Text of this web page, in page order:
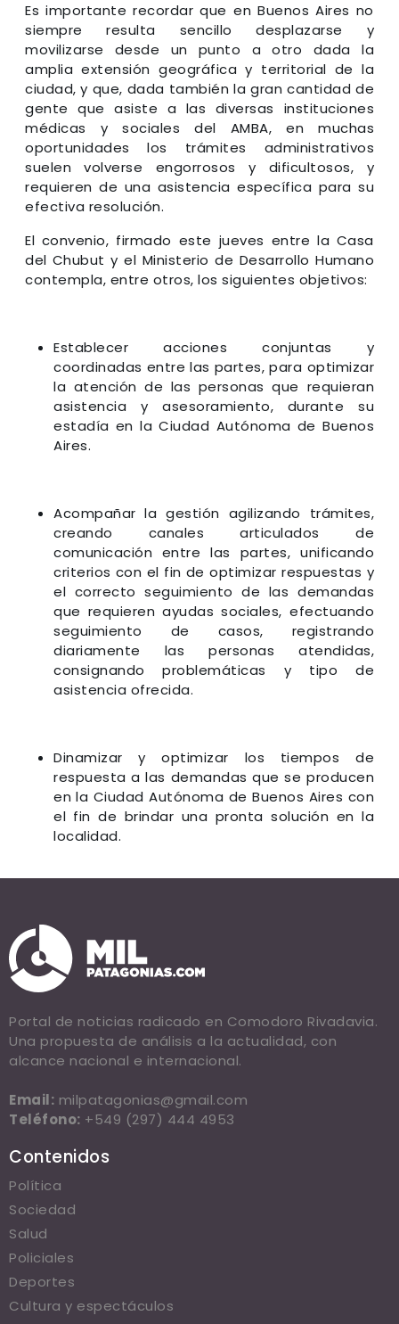
Es importante recordar que en Buenos Aires no
siempre resulta sencillo desplazarse y
movilizarse desde un punto a otro dada la
amplia extensión geográfica y territorial de la
ciudad, y que, dada también la gran cantidad de
gente que asiste a las diversas instituciones
médicas y sociales del AMBA, en muchas
oportunidades los trámites administrativos
suelen volverse engorrosos y dificultosos, y
requieren de una asistencia específica para su
efectiva resolución.
El convenio, firmado este jueves entre la Casa
del Chubut y el Ministerio de Desarrollo Humano
contempla, entre otros, los siguientes objetivos:
Establecer acciones conjuntas y
coordinadas entre las partes, para optimizar
la atención de las personas que requieran
asistencia y asesoramiento, durante su
estadía en la Ciudad Autónoma de Buenos
Aires.
Acompañar la gestión agilizando trámites,
creando canales articulados de
comunicación entre las partes, unificando
criterios con el fin de optimizar respuestas y
el correcto seguimiento de las demandas
que requieren ayudas sociales, efectuando
seguimiento de casos, registrando
diariamente las personas atendidas,
consignando problemáticas y tipo de
asistencia ofrecida.
Dinamizar y optimizar los tiempos de
respuesta a las demandas que se producen
en la Ciudad Autónoma de Buenos Aires con
el fin de brindar una pronta solución en la
localidad.
Portal de noticias radicado en Comodoro Rivadavia.
Una propuesta de análisis a la actualidad, con
alcance nacional e internacional.
Email: milpatagonias@gmail.com
Teléfono: +549 (297) 444 4953
Contenidos
Política
Sociedad
Salud
Policiales
Deportes
Cultura y espectáculos